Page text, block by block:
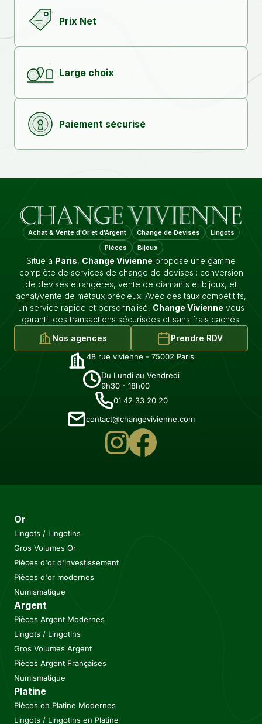
Prix Net
Large choix
Paiement sécurisé
Achat & Vente d'Or et d'Argent Change de Devises
Lingots
Pièces
Bijoux
Situé à Paris, Change Vivienne propose une gamme
complète de services de change de devises : conversion
de devises étrangères, vente de diamants et bijoux, et
achat/vente de métaux précieux. Avec des taux compétitifs,
un service rapide et personnalisé, Change Vivienne vous
garantit des transactions sécurisées et sans frais cachés.
Nos agences
Prendre RDV
48 rue vivienne - 75002 Paris
Du Lundi au Vendredi
9h30 - 18h00
01 42 33 20 20
contact@changevivienne.com
Or
Lingots / Lingotins
Gros Volumes Or
Pièces d'or d'investissement
Pièces d'or modernes
Numismatique
Argent
Pièces Argent Modernes
Lingots / Lingotins
Gros Volumes Argent
Pièces Argent Françaises
Numismatique
Platine
Pièces en Platine Modernes
Lingots / Lingotins en Platine